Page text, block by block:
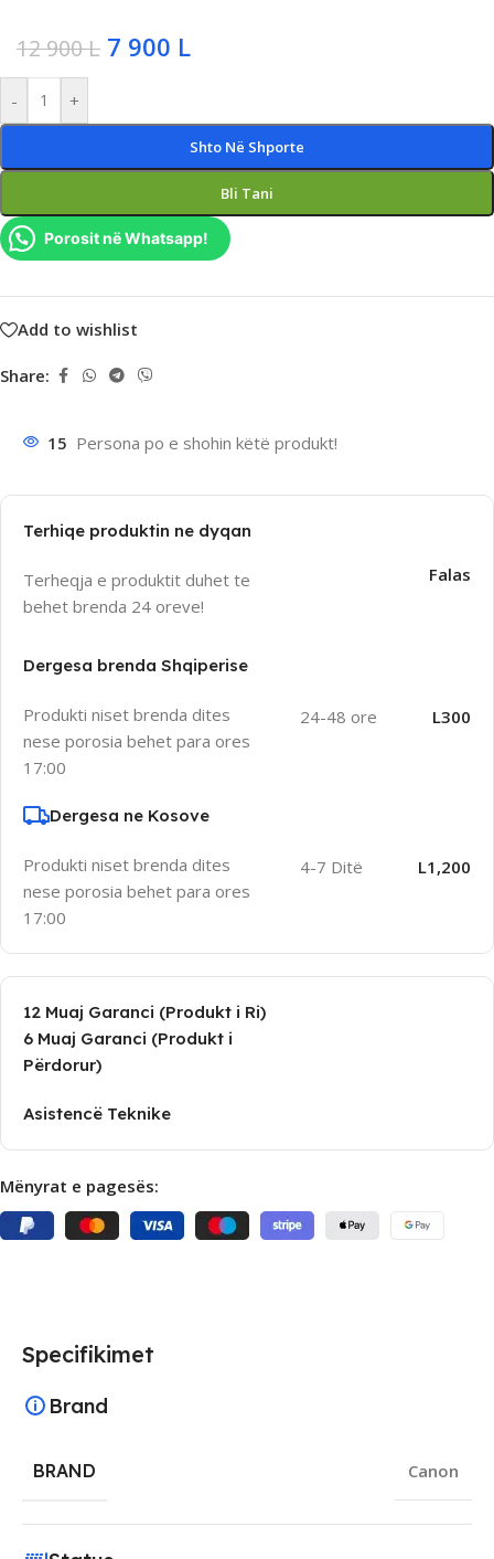
12 900L 7 900 L
- +
Shto Në Shporte
Bli Tani
Porosit në Whatsapp!
Add to wishlist
Share:
15 Persona po e shohin këtë produkt!
Terhiqe produktin ne dyqan
Terheqja e produktit duhet te
behet brenda 24 oreve!
Falas
Dergesa brenda Shqiperise
Produkti niset brenda dites
nese porosia behet para ores
17:00
24-48 ore L300
Dergesa ne Kosove
Produkti niset brenda dites
nese porosia behet para ores
17:00
4-7 Ditë L1,200
12 Muaj Garanci (Produkt i Ri)
6 Muaj Garanci (Produkt i
Përdorur)
Asistencë Teknike
Mënyrat e pagesës:
Specifikimet
Brand
BRAND Canon